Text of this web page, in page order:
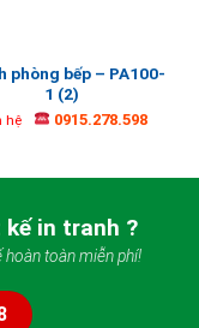
phòng bếp – PA100-
1 (2)
hệ 0915.278.598
in tranh ?
hoàn toàn miễn phí!